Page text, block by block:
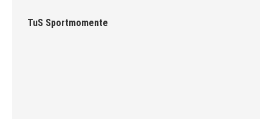
TuS Sportmomente